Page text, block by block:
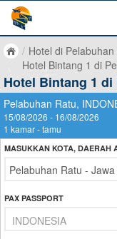
/ Hotel di Pelabuhan
Hotel Bintang 1 di
Hotel Bintang 1 di
Pelabuhan Ratu,
15/08/2026 - 16/08/2026
1 kamar - tamu
MASUKKAN KOTA, DAERAH
PAX PASSPORT